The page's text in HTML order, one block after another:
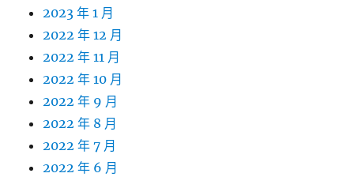
2023 年 1 月
2022 年 12 月
2022 年 11 月
2022 年 10 月
2022 年 9 月
2022 年 8 月
2022 年 7 月
2022 年 6 月